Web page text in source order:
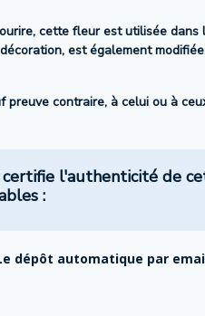
cette fleur est utilisée
est également
contraire, à celui ou à
l'authenticité de
:
dépôt automatique par